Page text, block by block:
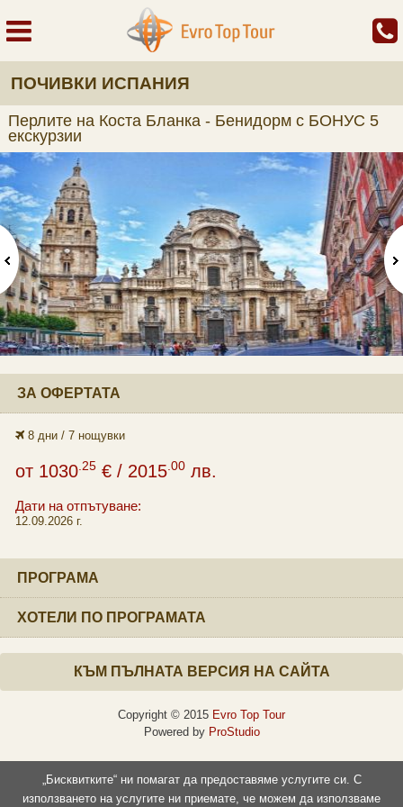
ПОЧИВКИ ИСПАНИЯ
Перлите на Коста Бланка - Бенидорм с БОНУС 5
екскурзии
ЗА ОФЕРТАТА
8 дни / 7 нощувки
от 1030 .25 € / 2015 .00 лв.
Дати на отпътуване:
12.09.2026 г.
ПРОГРАМА
ХОТЕЛИ ПО ПРОГРАМАТА
КЪМ ПЪЛНАТА ВЕРСИЯ НА САЙТА
Copyright © 2015 Evro Top Tour
Powered by ProStudio
„Бисквитките“ ни помагат да предоставяме услугите си. С
използването на услугите ни приемате, че можем да използваме